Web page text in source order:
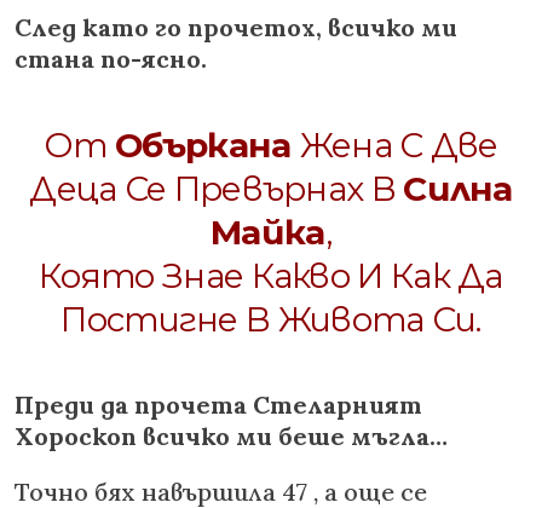
След като го прочетох, всичко ми
стана по-ясно.
От Объркана Жена С Две
Деца Се Превърнах В Силна
Майка,
Която Знае Какво И Как Да
Постигне В Живота Си.
Преди да прочета Стеларният
Хороскоп всичко ми беше мъгла…
Точно бях навършила 47 , а още се